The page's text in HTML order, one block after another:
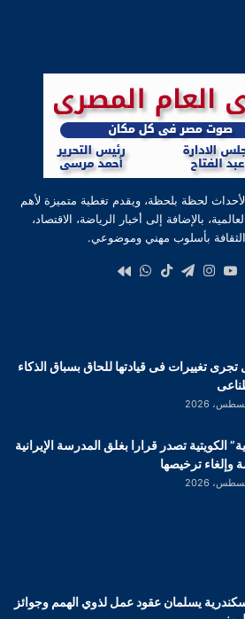
لحظة بلحظة، ويقدم تغطية متميزة لأهم
بالإضافة إلى أخبار الرياضة، الاقتصاد،
والثقافة بأسلوب مهني وموضوعي.
‫X
‫YouTube
انستقرام
تيلقرام‫TikTokواتساب
تغييرات فى قيادتها للحاق بسباق الذكاء
الكويتية تصدر قرارا بغلق المدرسة الإيرانية
وإلغاء ترخيصها
يسلمان عقود عمل لذوي الهمم وجوائز